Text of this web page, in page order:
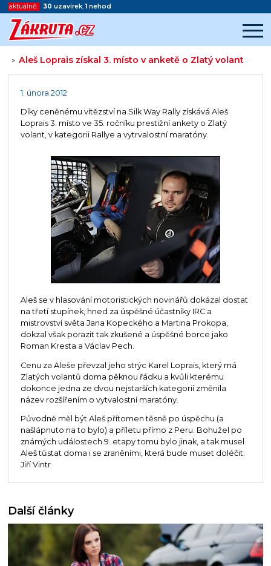
aktuálně: 30 uzavírek,1 nehod
>Aleš Loprais získal 3. místo v anketě o Zlatý volant
Začátek reklamy
1. února 2012
Díky ceněnému vítězství na Silk Way Rally získává Aleš
Loprais 3. místo ve 35. ročníku prestižní ankety o Zlatý
volant, v kategorii Rallye a vytrvalostní maratóny.
Aleš se v hlasování motoristických novinářů dokázal dostat
na třetí stupínek, hned za úspěšné účastníky IRC a
mistrovství světa Jana Kopeckého a Martina Prokopa,
dokzal však porazit tak zkušené a úspěšné borce jako
Roman Kresta a Václav Pech.
Cenu za Aleše převzal jeho strýc Karel Loprais, který má
Zlatých volantů doma pěknou řádku a kvůli kterému
dokonce jedna ze dvou nejstarších kategorií změnila
název rozšířením o vytvalostní maratóny.
Původně měl být Aleš přítomen těsně po úspěchu (a
našlápnuto na to bylo) a příletu přímo z Peru. Bohužel po
známých událostech 9. etapy tomu bylo jinak, a tak musel
Aleš tůstat doma i se zraněními, která bude muset doléčit.
Jiří Vintr
Další články